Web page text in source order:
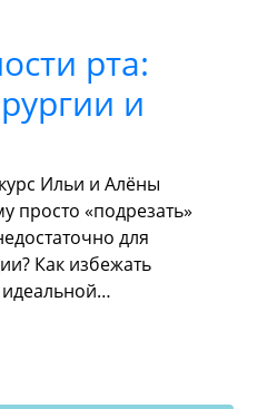
рта:
и
Ильи и Алёны
просто «подрезать»
для
Как избежать